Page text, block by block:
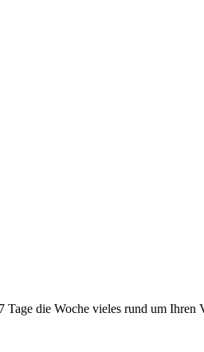
die Woche vieles rund um Ihren